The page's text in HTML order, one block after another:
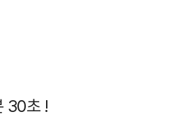
30초 !